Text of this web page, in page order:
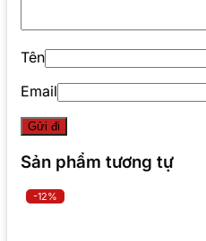
Tên
Email
Sản phẩm tương tự
-12%